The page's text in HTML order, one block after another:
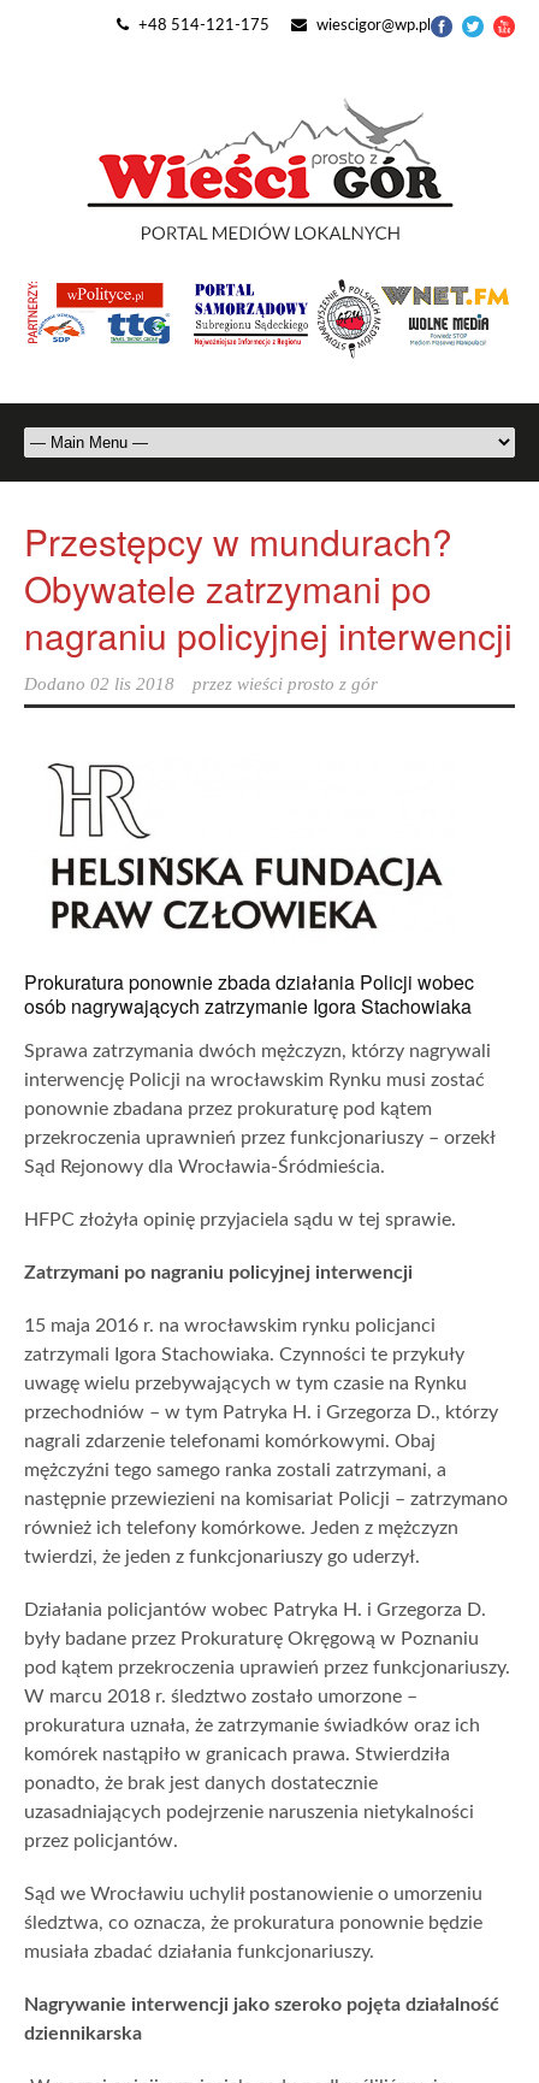
+48 514-121-175 wiescigor@wp.pl
Przestępcy w mundurach?
Obywatele zatrzymani po
nagraniu policyjnej interwencji
Dodano 02 lis 2018 przez wieści prosto z gór
Prokuratura ponownie zbada działania Policji wobec
osób nagrywających zatrzymanie Igora Stachowiaka
Sprawa zatrzymania dwóch mężczyzn, którzy nagrywali
interwencję Policji na wrocławskim Rynku musi zostać
ponownie zbadana przez prokuraturę pod kątem
przekroczenia uprawnień przez funkcjonariuszy – orzekł
Sąd Rejonowy dla Wrocławia-Śródmieścia.
HFPC złożyła opinię przyjaciela sądu w tej sprawie.
Zatrzymani po nagraniu policyjnej interwencji
15 maja 2016 r. na wrocławskim rynku policjanci
zatrzymali Igora Stachowiaka. Czynności te przykuły
uwagę wielu przebywających w tym czasie na Rynku
przechodniów – w tym Patryka H. i Grzegorza D., którzy
nagrali zdarzenie telefonami komórkowymi. Obaj
mężczyźni tego samego ranka zostali zatrzymani, a
następnie przewiezieni na komisariat Policji – zatrzymano
również ich telefony komórkowe. Jeden z mężczyzn
twierdzi, że jeden z funkcjonariuszy go uderzył.
Działania policjantów wobec Patryka H. i Grzegorza D.
były badane przez Prokuraturę Okręgową w Poznaniu
pod kątem przekroczenia uprawień przez funkcjonariuszy.
W marcu 2018 r. śledztwo zostało umorzone –
prokuratura uznała, że zatrzymanie świadków oraz ich
komórek nastąpiło w granicach prawa. Stwierdziła
ponadto, że brak jest danych dostatecznie
uzasadniających podejrzenie naruszenia nietykalności
przez policjantów.
Sąd we Wrocławiu uchylił postanowienie o umorzeniu
śledztwa, co oznacza, że prokuratura ponownie będzie
musiała zbadać działania funkcjonariuszy.
Nagrywanie interwencji jako szeroko pojęta działalność
dziennikarska